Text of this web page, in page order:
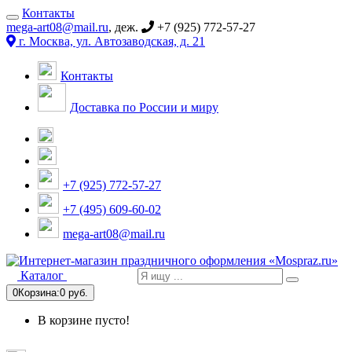
Контакты
mega-art08@mail.ru, деж.
+7 (925) 772-57-27
г. Москва, ул. Автозаводская, д. 21
Контакты
Доставка по России и миру
+7 (925) 772-57-27
+7 (495) 609-60-02
mega-art08@mail.ru
Каталог
0Корзина:0 руб.
В корзине пусто!